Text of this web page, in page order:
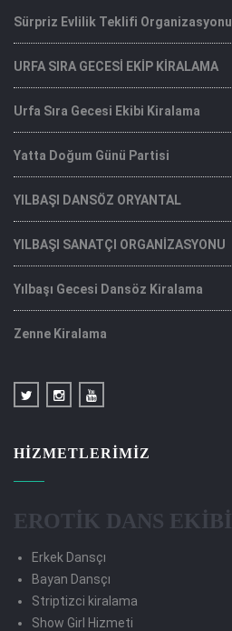
Sürpriz Evlilik Teklifi Organizasyonu
URFA SIRA GECESİ EKİP KİRALAMA
Urfa Sıra Gecesi Ekibi Kiralama
Yatta Doğum Günü Partisi
YILBAŞI DANSÖZ ORYANTAL
YILBAŞI SANATÇI ORGANİZASYONU
Yılbaşı Gecesi Dansöz Kiralama
Zenne Kiralama
HIZMETLERIMIZ
EROTİK DANS EKİBİ
Erkek Dansçı
Bayan Dansçı
Striptizci kiralama
Show Girl Hizmeti